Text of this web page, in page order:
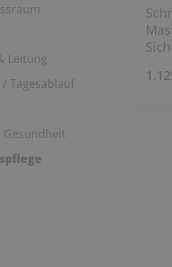
Leitung
/ Tagesablauf
Gesundheit